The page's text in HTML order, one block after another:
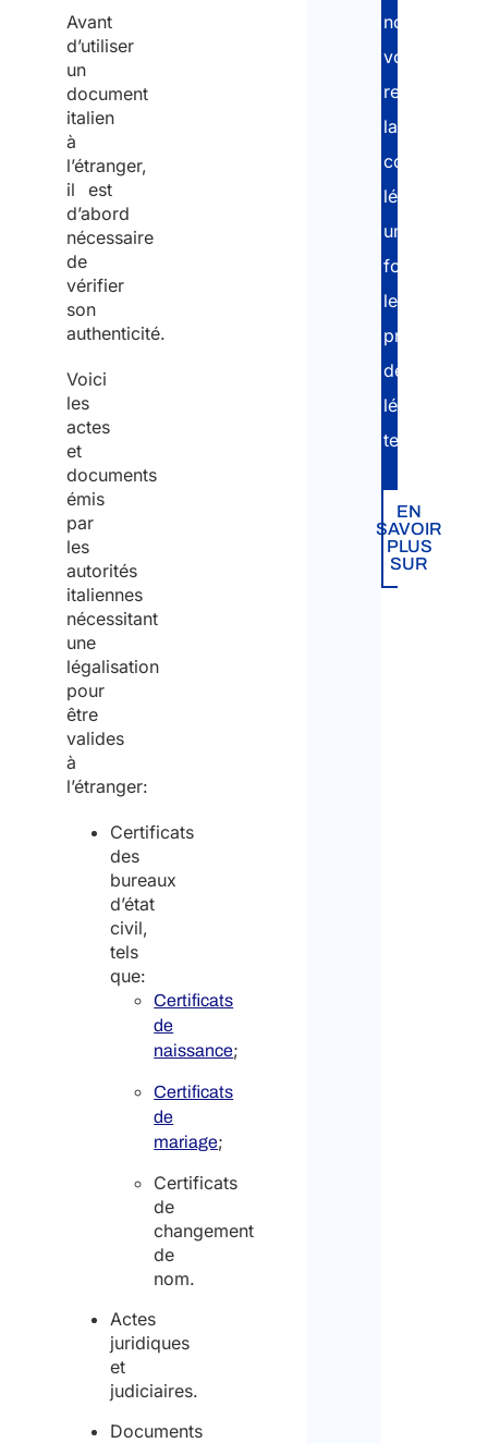
Avant
d’utiliser
un
document
italien
à
l’étranger,
il est
d’abord
nécessaire
de
vérifier
son
authenticité.
Voici
les
actes
et
documents
émis
par
les
autorités
italiennes
nécessitant
une
légalisation
pour
être
valides
à
l’étranger:
Certificats
des
bureaux
d’état
civil,
tels
que:
Certificats
de
naissance;
Certificats
de
mariage;
Certificats
de
changement
de
nom.
Actes
juridiques
et
judiciaires.
Documents
nous
vous
retournerons
la
copie
légalisée
une
fois
le
processus
de
légalisation
terminé.
EN
SAVOIR
PLUS
SUR